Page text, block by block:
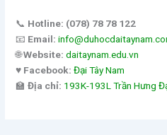
📞 Hotline: (078) 78 78 122
📧 Email:
🌐Website: daitaynam.edu.vn
♥️ Facebook: Đại Tây Nam
🏫Địa chỉ: 193K-193L Trần Hưng